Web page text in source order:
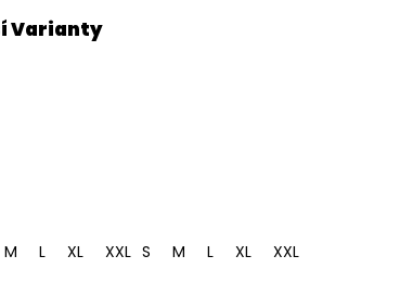
M L XL XXL 3XL
S M L XL XXL